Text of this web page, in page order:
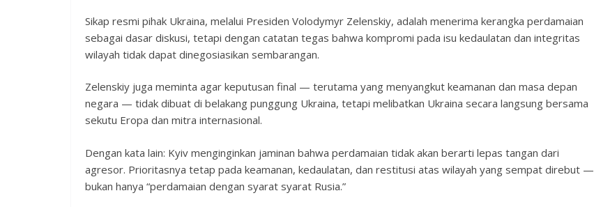
Sikap resmi pihak Ukraina, melalui Presiden Volodymyr Zelenskiy, adalah menerima kerangka perdamaian
sebagai dasar diskusi, tetapi dengan catatan tegas bahwa kompromi pada isu kedaulatan dan integritas
wilayah tidak dapat dinegosiasikan sembarangan.
Zelenskiy juga meminta agar keputusan final — terutama yang menyangkut keamanan dan masa depan
negara — tidak dibuat di belakang punggung Ukraina, tetapi melibatkan Ukraina secara langsung bersama
sekutu Eropa dan mitra internasional.
Dengan kata lain: Kyiv menginginkan jaminan bahwa perdamaian tidak akan berarti lepas tangan dari
agresor. Prioritasnya tetap pada keamanan, kedaulatan, dan restitusi atas wilayah yang sempat direbut —
bukan hanya “perdamaian dengan syarat syarat Rusia.”